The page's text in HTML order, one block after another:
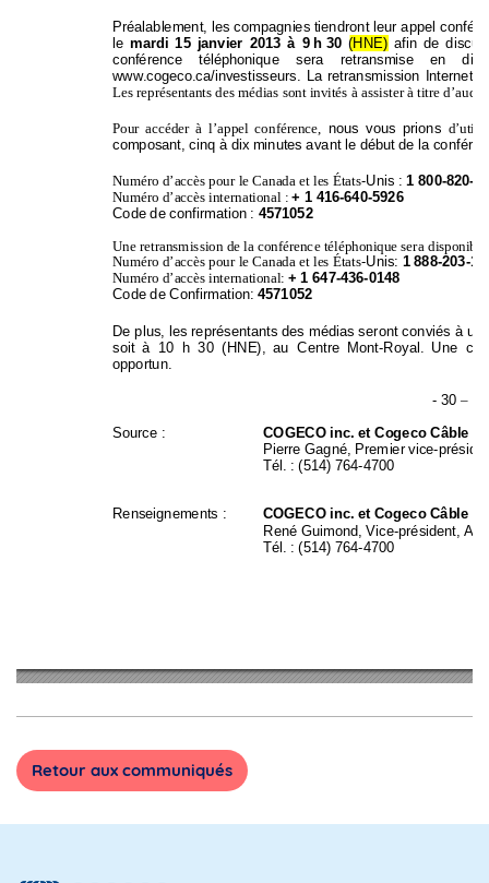
Préalablement, les compagnies tiendront leur appe l c
le mardi 15 janvier 2013 à 9 h 30 (HNE) afin de d
conférence
téléphonique sera retransmise en
www.cogeco.ca/investisseurs La retransmission Internet
Les représentants des médias sont invités à assister à titre d’a
Pour accéder à l’appel conférence, nous vous prions d’utilis
composant, cinq à dix minutes avant le début de la con
Numéro d’accès pour le Canada et les États-Unis : 1 800-820-
Numéro d’accès international : + 1 416-640-5926
Code de confirmation : 4571052
Une retransmission de la conférence téléphonique sera
Numéro d’accès pour le Canada et les États-Unis: 1 888-203-
Numéro d’accès international: + 1 647-436-0148
Code de Confirmation: 4571052
De p lus, les représentants des médias seront conviés à un
soit à 10 h 30 (HNE), au Centre Mont-Royal. Une c
opportun.
- 30 –
Source : COGECO inc. et Cogeco Câble
Pierre Gagné Premier vice-
Tél. : (514) 764-4700
Renseignements : COGECO inc. et Cogeco Câble
René Guimond , Vice-président ,
Tél. : (514) 764-4700
Retour aux communiqués